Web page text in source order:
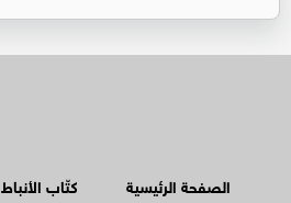
الصفحة الرئيسية
كتّاب الأنباط